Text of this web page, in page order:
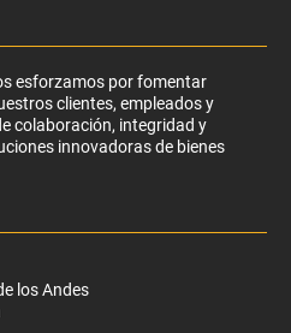
esforzamos por fomentar
clientes, empleados y
colaboración, integridad y
innovadoras de bienes
los Andes